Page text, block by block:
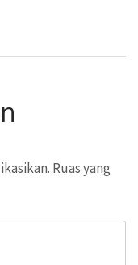
Ruas yang